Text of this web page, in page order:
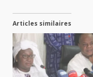
Articles similaires